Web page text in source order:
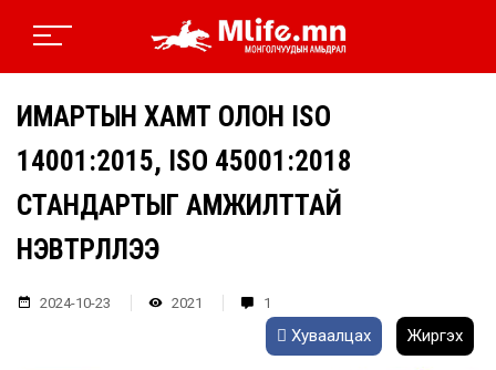
ИМАРТЫН ХАМТ ОЛОН ISO
14001:2015, ISO 45001:2018
СТАНДАРТЫГ АМЖИЛТТАЙ
НЭВТРҮҮЛЛЭЭ
2024-10-23 2021 1
Хуваалцах Жиргэх